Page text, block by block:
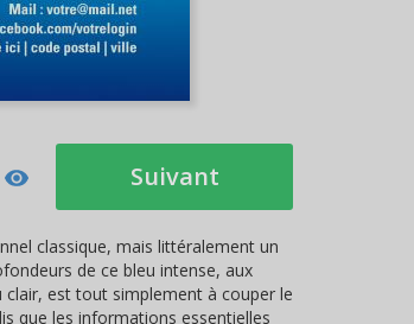
Suivant
classique, mais littéralement un
de ce bleu intense, aux
est tout simplement à couper le
que les informations essentielles